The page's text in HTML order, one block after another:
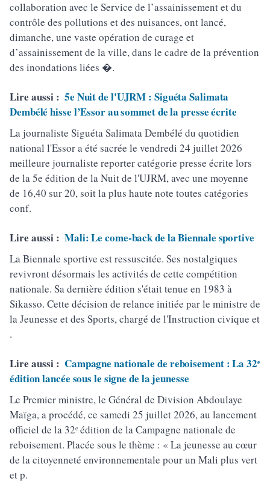
collaboration avec le Service de l’assainissement et du
contrôle des pollutions et des nuisances, ont lancé,
dimanche, une vaste opération de curage et
d’assainissement de la ville, dans le cadre de la prévention
des inondations liées �.
Lire aussi : 5e Nuit de l'UJRM : Siguéta Salimata
Dembélé hisse l’Essor au sommet de la presse écrite
La journaliste Siguéta Salimata Dembélé du quotidien
national l'Essor a été sacrée le vendredi 24 juillet 2026
meilleure journaliste reporter catégorie presse écrite lors
de la 5e édition de la Nuit de l'UJRM, avec une moyenne
de 16,40 sur 20, soit la plus haute note toutes catégories
conf.
Lire aussi : Mali: Le come-back de la Biennale sportive
La Biennale sportive est ressuscitée. Ses nostalgiques
revivront désormais les activités de cette compétition
nationale. Sa dernière édition s'était tenue en 1983 à
Sikasso. Cette décision de relance initiée par le ministre de
la Jeunesse et des Sports, chargé de l'Instruction civique et
.
Lire aussi : Campagne nationale de reboisement : La 32ᵉ
édition lancée sous le signe de la jeunesse
Le Premier ministre, le Général de Division Abdoulaye
Maïga, a procédé, ce samedi 25 juillet 2026, au lancement
officiel de la 32ᵉ édition de la Campagne nationale de
reboisement. Placée sous le thème : « La jeunesse au cœur
de la citoyenneté environnementale pour un Mali plus vert
et p.